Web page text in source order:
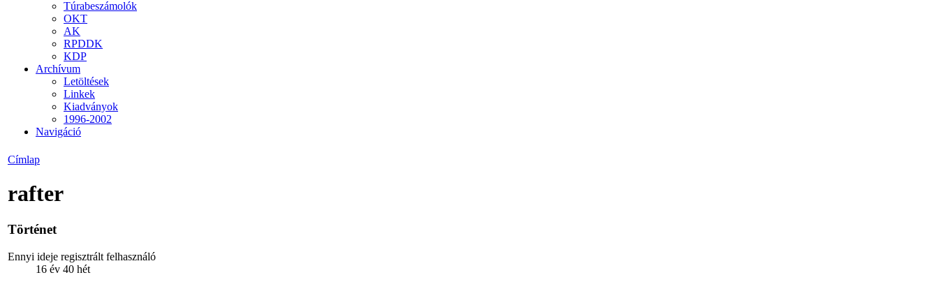
Túrabeszámolók
OKT
AK
RPDDK
KDP
Archívum
Letöltések
Linkek
Kiadványok
1996-2002
Navigáció
Címlap
rafter
Történet
Ennyi ideje regisztrált felhasználó
16 év 40 hét